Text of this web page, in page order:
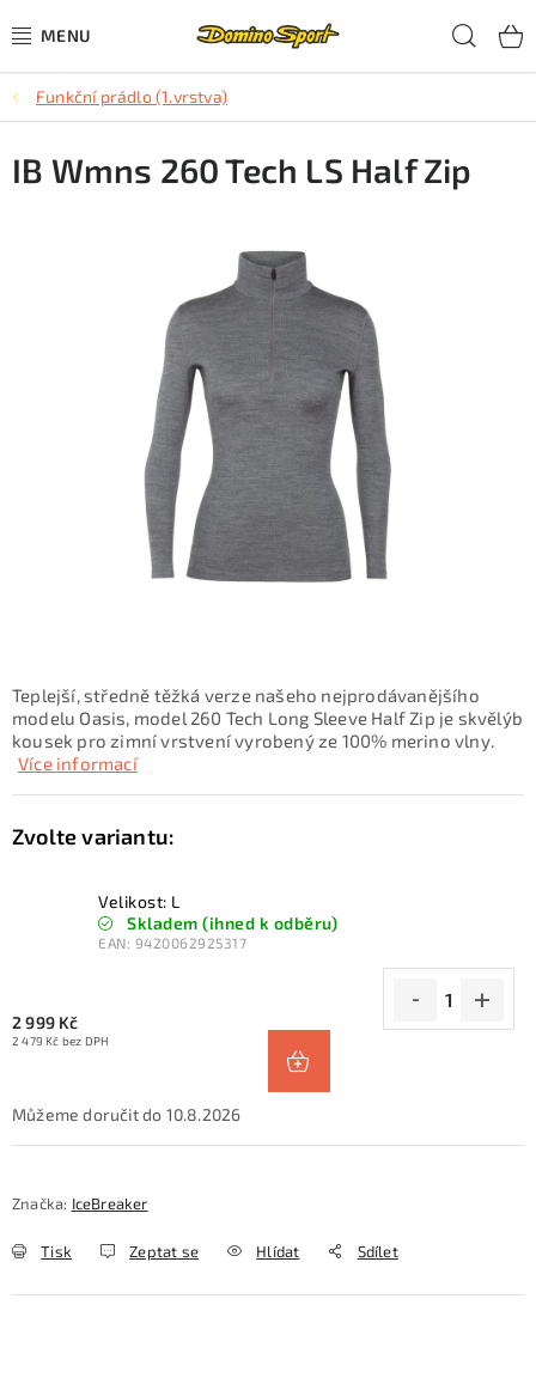
na
CYKLISTIKA
SJEZDOVÉ LYŽOVÁNÍ
CYKLO Servis
Funkční prádlo (1.vrstva)
Teplejší, středně těžká verze našeho nejprodávanějšího
modelu Oasis, model 260 Tech Long Sleeve Half Zip je skvělýb
kousek pro zimní vrstvení vyrobený ze 100% merino vlny.
Více informací
Velikost: L
Skladem (ihned k odběru)
EAN: 9420062925317
2 999 Kč
2 479 Kč bez DPH
10.8.2026
Značka: IceBreaker
Tisk Zeptat se Hlídat Sdílet
IB Wmns 260 Tech LS Half Zip